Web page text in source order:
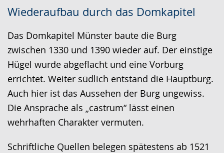
Wiederaufbau durch das Domkapitel
Leichten
Sprache
wechseln.
Audio-
Unterstützung.
Video
in
Deutscher
Gebärdensprache
wird
angezeigt.
Das Domkapitel Münster baute die Burg
zwischen 1330 und 1390 wieder auf. Der einstige
Hügel wurde abgeflacht und eine Vorburg
errichtet. Weiter südlich entstand die Hauptburg.
Auch hier ist das Aussehen der Burg ungewiss.
Die Ansprache als „castrum“ lässt einen
wehrhaften Charakter vermuten.
Schriftliche Quellen belegen spätestens ab 1521